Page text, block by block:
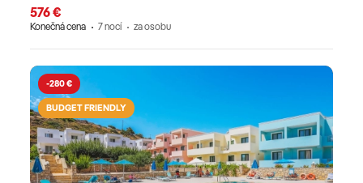
576 €
Konečná cena 7 nocí za osobu
-280 €
BUDGET FRIENDLY